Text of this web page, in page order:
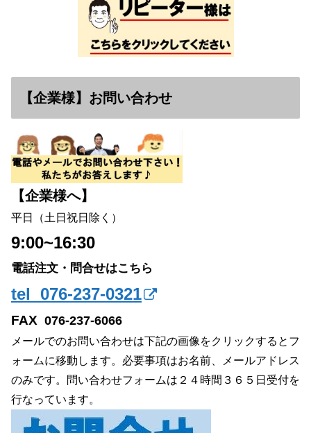
【企業様】お問い合わせ
【企業様へ】
平日（土日祝日除く）
9:00~16:30
電話注文・問合せはこちら
tel 076-237-0321
FAX 076-237-6066
メールでのお問い合わせは下記の画像をクリックするとフ
ォームに移動します。必要事項はお名前、メールアドレス
のみです。問い合わせフォームは２４時間３６５日受付を
行なっています。